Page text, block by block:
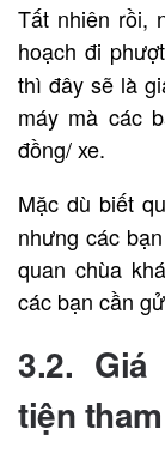
Tất nhiên rồi,
hoạch đi
thì đây sẽ là
máy mà các
đồng/ xe.
Mặc dù biết
nhưng các
quan chùa
các bạn cần
3.2.
tiện